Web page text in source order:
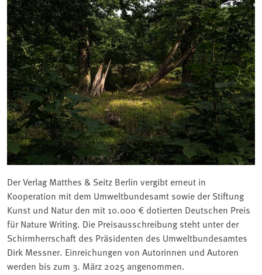
Der Verlag Matthes & Seitz Berlin vergibt erneut in
Kooperation mit dem Umweltbundesamt sowie der Stiftung
Kunst und Natur den mit 10.000 € dotierten Deutschen Preis
für Nature Writing. Die Preisausschreibung steht unter der
Schirmherrschaft des Präsidenten des Umweltbundesamtes
Dirk Messner. Einreichungen von Autorinnen und Autoren
werden bis zum 3. März 2025 angenommen.